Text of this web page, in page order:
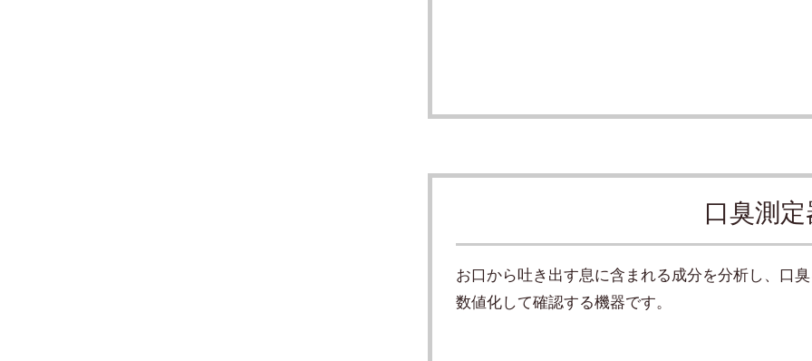
口臭測
お口から吐き出す息に含まれる成分を分析し、口
数値化して確認する機器です。